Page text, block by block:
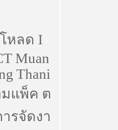
หลด I
Muan
Thani
มแพ็ค ต
ารจัดงา